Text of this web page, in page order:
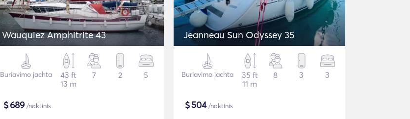
Wauquiez Amphitrite 43
Buriavimo jachta
43 ft
13 m
7 2 5
$689/naktinis
Jeanneau Sun Odyssey 35
Buriavimo jachta
35 ft
11 m
8 3 3
$504/naktinis